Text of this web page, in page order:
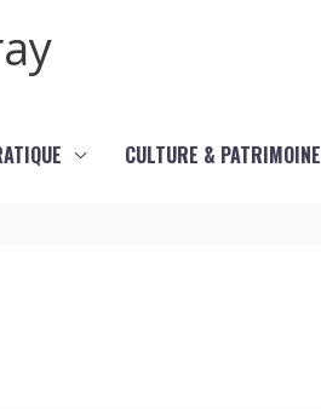
CULTURE & PATRIMOINE